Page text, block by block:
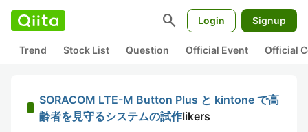
search Login Signup
Trend Stock List Question Official Event Official
SORACOM LTE-M Button Plus と kintone で高
齢者を見守るシステムの試作likers